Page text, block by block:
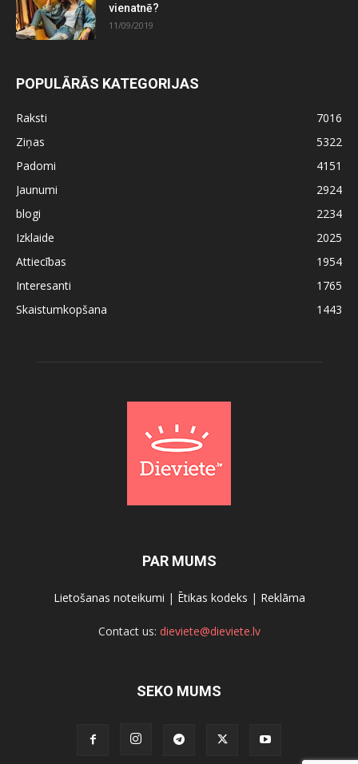
vienatnē?
11/09/2019
POPULĀRĀS KATEGORIJAS
Raksti
7016
Ziņas
5322
Padomi
4151
Jaunumi
2924
blogi
2234
Izklaide
2025
Attiecības
1954
Interesanti
1765
Skaistumkopšana
1443
PAR MUMS
Lietošanas noteikumi | Ētikas kodeks | Reklāma
Contact us: dieviete@dieviete.lv
SEKO MUMS